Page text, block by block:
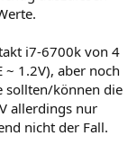
i7-6700k von 4
~ 1.2V), aber noch
sollten/können die
allerdings nur
nicht der Fall.